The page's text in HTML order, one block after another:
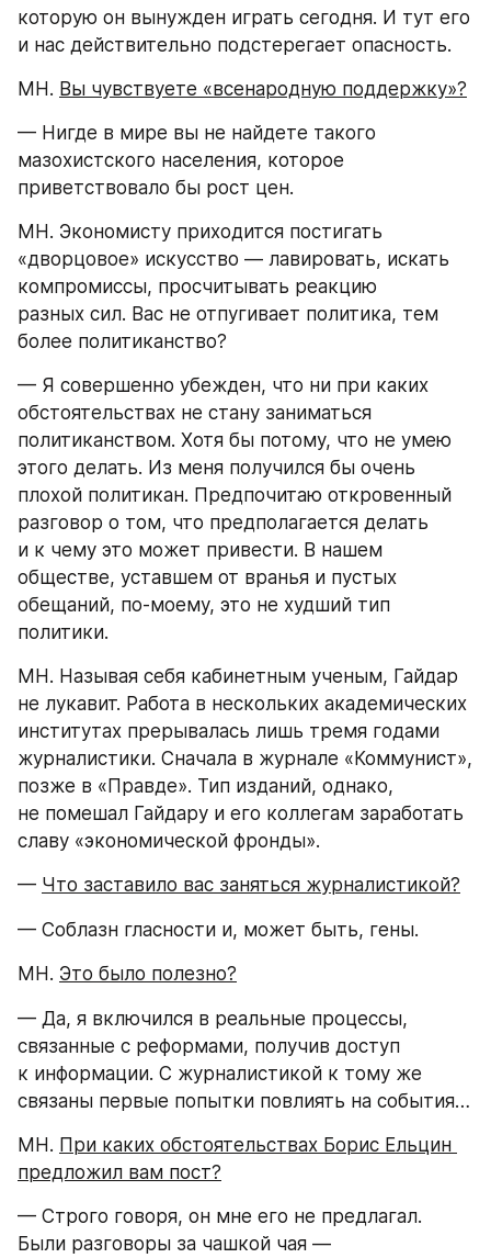
которую он вынужден играть сегодня. И тут его
и нас действительно подстерегает опасность.
МН. Вы чувствуете «всенародную поддержку»?
— Нигде в мире вы не найдете такого
мазохистского населения, которое
приветствовало бы рост цен.
МН. Экономисту приходится постигать
«дворцовое» искусство — лавировать, искать
компромиссы, просчитывать реакцию
разных сил. Вас не отпугивает политика, тем
более политиканство?
— Я совершенно убежден, что ни при каких
обстоятельствах не стану заниматься
политиканством. Хотя бы потому, что не умею
этого делать. Из меня получился бы очень
плохой политикан. Предпочитаю откровенный
разговор о том, что предполагается делать
и к чему это может привести. В нашем
обществе, уставшем от вранья и пустых
обещаний, по-моему, это не худший тип
политики.
МН. Называя себя кабинетным ученым, Гайдар
не лукавит. Работа в нескольких академических
институтах прерывалась лишь тремя годами
журналистики. Сначала в журнале «Коммунист»,
позже в «Правде». Тип изданий, однако,
не помешал Гайдару и его коллегам заработать
славу «экономической фронды».
— Что заставило вас заняться журналистикой?
— Соблазн гласности и, может быть, гены.
МН. Это было полезно?
— Да, я включился в реальные процессы,
связанные с реформами, получив доступ
к информации. С журналистикой к тому же
связаны первые попытки повлиять на события…
МН. При каких обстоятельствах Борис Ельцин
предложил вам пост?
— Строго говоря, он мне его не предлагал.
Были разговоры за чашкой чая —